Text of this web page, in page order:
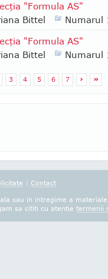
"Formula AS"
Bittel
Numarul
"Formula AS"
Bittel
Numarul
3 4 5 6 7 › »
| Contact
sau in intregime a
sa cititi cu atentie termenii